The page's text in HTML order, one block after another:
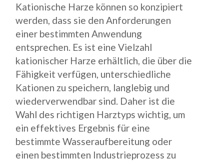
Kationische Harze können so konzipiert
werden, dass sie den Anforderungen
einer bestimmten Anwendung
entsprechen. Es ist eine Vielzahl
kationischer Harze erhältlich, die über die
Fähigkeit verfügen, unterschiedliche
Kationen zu speichern, langlebig und
wiederverwendbar sind. Daher ist die
Wahl des richtigen Harztyps wichtig, um
ein effektives Ergebnis für eine
bestimmte Wasseraufbereitung oder
einen bestimmten Industrieprozess zu